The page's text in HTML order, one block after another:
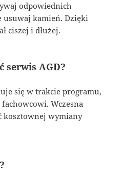
odpowiednich
usuwaj kamień. Dzięki
ciszej i dłużej.
serwis AGD?
się w trakcie programu,
Wczesna
kosztownej wymiany